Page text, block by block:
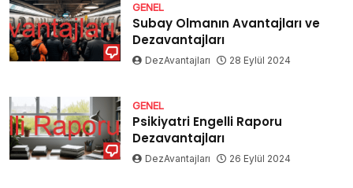
GENEL
Subay Olmanın Avantajları ve
Dezavantajları
DezAvantajları 28 Eylül 2024
GENEL
Psikiyatri Engelli Raporu
Dezavantajları
DezAvantajları 26 Eylül 2024